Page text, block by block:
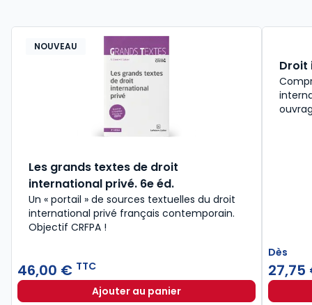
NOUVEAU
Les grands textes de droit
international privé. 6e éd.
Un « portail » de sources textuelles du droit
international privé français contemporain.
Objectif CRFPA !
46,00 € TTC
Ajouter au panierLes grands textes de droit
Droit
Dès
27,75